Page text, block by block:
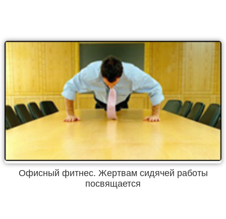
Офисный фитнес. Жертвам сидячей работы
посвящается